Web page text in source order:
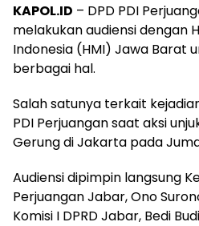
KAPOL.ID – DPD PDI
melakukan audiensi dengan
Indonesia (HMI) Jawa Barat
berbagai hal.
Salah satunya terkait
PDI Perjuangan saat aksi
Gerung di Jakarta pada
Audiensi dipimpin langsung
Perjuangan Jabar, Ono
Komisi I DPRD Jabar, Bedi